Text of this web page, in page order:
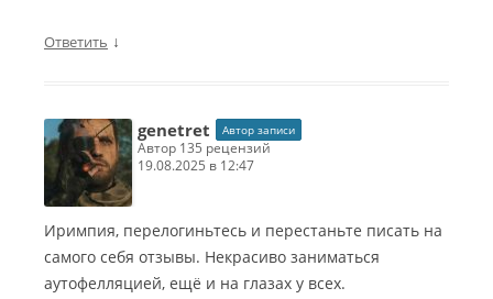
Ответить ↓
genetret Автор записи
автор 135 рецензий
19.08.2025 в 12:47
Иримпия, перелогиньтесь и перестаньте писать на
самого себя отзывы. Некрасиво заниматься
аутофелляцией, ещё и на глазах у всех.